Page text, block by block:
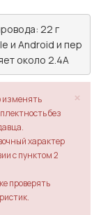
22 г
и Android и пер
×
изменять
без
характер
с пунктом 2
проверять